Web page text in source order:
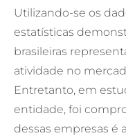
Utilizando-se os
estatísticas
brasileiras
atividade no
Entretanto, em
entidade, foi
dessas empresas é